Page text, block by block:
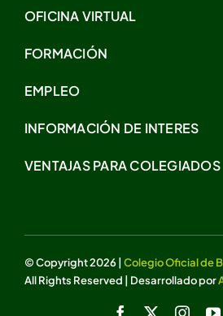
OFICINA VIRTUAL
FORMACIÓN
EMPLEO
INFORMACIÓN DE INTERES
VENTAJAS PARA COLEGIADOS
© Copyright 2026 | Colegio Oficial de
All Rights Reserved | Desarrollado por